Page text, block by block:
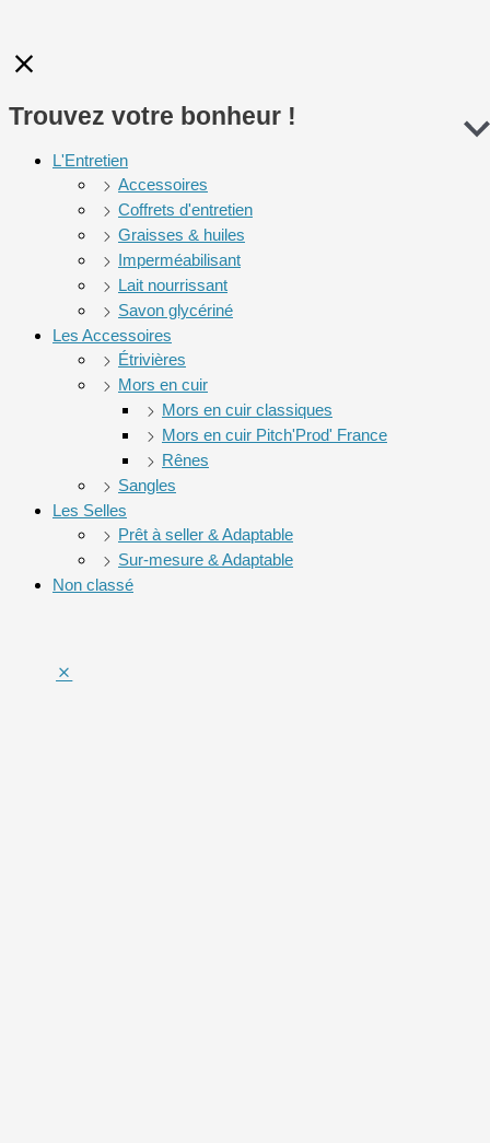
Trouvez votre bonheur !
L'Entretien
Accessoires
Coffrets d'entretien
Graisses & huiles
Imperméabilisant
Lait nourrissant
Savon glycériné
Les Accessoires
Étrivières
Mors en cuir
Mors en cuir classiques
Mors en cuir Pitch'Prod' France
Rênes
Sangles
Les Selles
Prêt à seller & Adaptable
Sur-mesure & Adaptable
Non classé